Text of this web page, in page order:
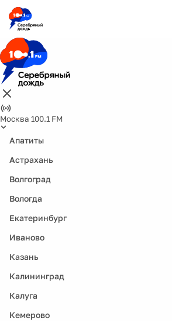
Москва 100.1 FM
Апатиты
Астрахань
Волгоград
Вологда
Екатеринбург
Иваново
Казань
Калининград
Калуга
Кемерово